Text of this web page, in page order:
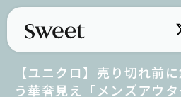
【ユニクロ】売り切れ前
う華奢見え「メンズアウ